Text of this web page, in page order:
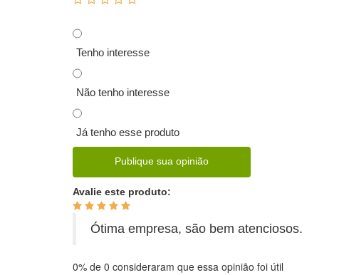
Tenho interesse
Não tenho interesse
Já tenho esse produto
Publique sua opinião
Avalie este produto:
Ótima empresa, são bem atenciosos.
0% de 0 consideraram que essa opinião foi útil